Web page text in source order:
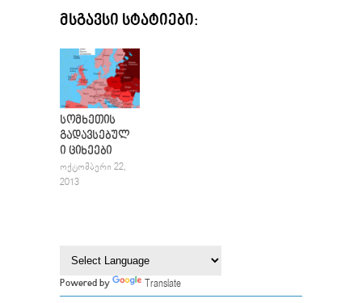
ᲛᲡᲒᲐᲕᲡᲘ ᲡᲢᲐᲢᲘᲔᲑᲘ:
სომხეთის
გადავსებულ
ი ციხეები
ᲝᲥᲢᲝᲛᲑᲔᲠᲘ 22,
2013
Powered by Translate